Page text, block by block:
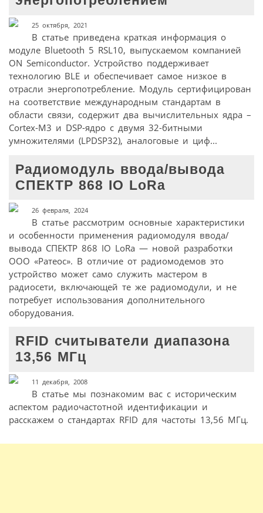
25 октября, 2021
В статье приведена краткая информация о
модуле Bluetooth 5 RSL10, выпускаемом компанией
ON Semiconductor. Устройство поддерживает
технологию BLE и обеспечивает самое низкое в
отрасли энергопотребление. Модуль сертифицирован
на соответствие международным стандартам в
области связи, содержит два вычислительных ядра –
Cortex-М3 и DSP-ядро с двумя 32-битными
умножителями (LPDSP32), аналоговые и циф...
Радиомодуль ввода/вывода
СПЕКТР 868 IO LoRa
26 февраля, 2024
В статье рассмотрим основные характеристики
и особенности применения радиомодуля ввода/
вывода СПЕКТР 868 IO LoRa — новой разработки
ООО «Ратеос». В отличие от радиомодемов это
устройство может само служить мастером в
радиосети, включающей те же радиомодули, и не
потребует использования дополнительного
оборудования.
RFID считыватели диапазона
13,56 МГц
11 декабря, 2008
В статье мы познакомим вас с историческим
аспектом радиочастотной идентификации и
расскажем о стандартах RFID для частоты 13,56 МГц.